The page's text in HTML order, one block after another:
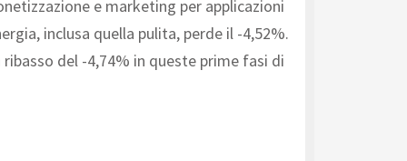
e marketing per applicazioni
inclusa quella pulita, perde il -4,52%.
del -4,74% in queste prime fasi di